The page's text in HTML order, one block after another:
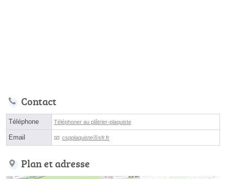
Contact
Téléphone Téléphoner au plâtrier-plaquiste
Email cspplaquisteⓐsfr.fr
Plan et adresse